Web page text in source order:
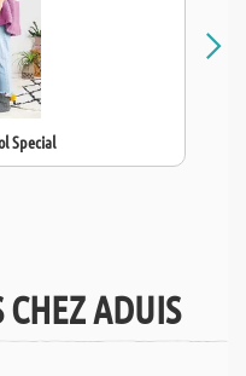
Special
CHEZ ADUIS